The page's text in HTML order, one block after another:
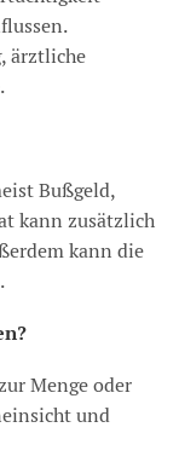
ärztliche
Bußgeld,
kann zusätzlich
kann die
Menge oder
und